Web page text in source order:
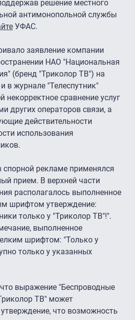
решение местного
антимонопольной службы
УФАС.
заявление компании
НАО "Национальная
(бренд "Триколор ТВ") на
в журнале "Телеспутник"
сравнение услуг
других операторов связи, а
действительности
использования
спорной рекламе применялся
прием. В верхней части
располагалось выполненное
шрифтом утверждение:
только у "Триколор ТВ"!".
выполненное
шрифтом: "Только у
только у указанных
выражение "Беспроводные
ТВ" может
что возможность